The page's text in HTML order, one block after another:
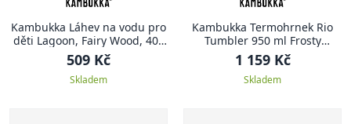
Kambukka Láhev na vodu pro
děti Lagoon, Fairy Wood, 400
ml
509 Kč
Skladem
Kambukka Termohrnek Rio
Tumbler 950 ml Frosty
Coconut
1 159 Kč
Skladem